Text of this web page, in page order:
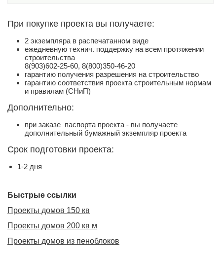
При покупке проекта вы получаете:
2 экземпляра в распечатанном виде
ежедневную технич. поддержку на всем протяжении
строительства
8(903)602-25-60, 8(800)350-46-20
гарантию получения разрешения на строительство
гарантию соответствия проекта строительным нормам
и правилам (СНиП)
Дополнительно:
при заказе паспорта проекта - вы получаете
дополнительный бумажный экземпляр проекта
Срок подготовки проекта:
1-2 дня
Быстрые ссылки
Проекты домов 150 кв
Проекты домов 200 кв м
Проекты домов из пеноблоков